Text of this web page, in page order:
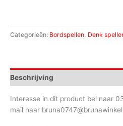
Categorieën: Bordspellen, Denk
Beschrijving
Interesse in dit product bel naar
mail naar